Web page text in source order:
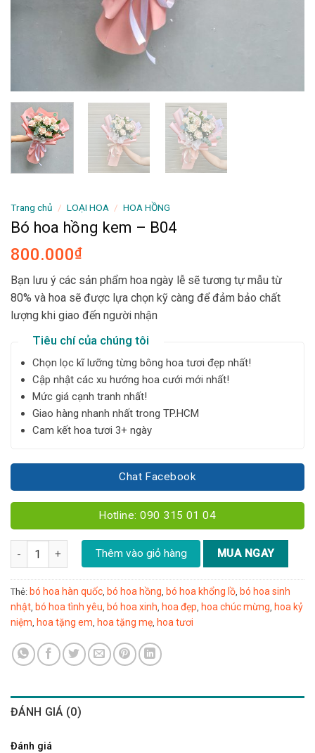
Trang chủ / LOẠI HOA / HOA HỒNG
Bó hoa hồng kem – B04
800.000₫
Bạn lưu ý các sản phẩm hoa ngày lễ sẽ tương tự mẫu từ
80% và hoa sẽ được lựa chọn kỹ càng để đảm bảo chất
lượng khi giao đến người nhận
Tiêu chí của chúng tôi
Chọn lọc kĩ lưỡng từng bông hoa tươi đẹp nhất!
Cập nhật các xu hướng hoa cưới mới nhất!
Mức giá cạnh tranh nhất!
Giao hàng nhanh nhất trong TP.HCM
Cam kết hoa tươi 3+ ngày
Chat Facebook
Hotline: 090 315 01 04
Bó hoa hồng kem - B04 số lượng
Thêm vào giỏ hàng MUA NGAY
Thẻ: bó hoa hàn quốc, bó hoa hồng, bó hoa khổng lồ, bó hoa sinh
nhật, bó hoa tình yêu, bó hoa xinh, hoa đẹp, hoa chúc mừng, hoa kỷ
niệm, hoa tặng em, hoa tặng mẹ, hoa tươi
ĐÁNH GIÁ (0)
Đánh giá